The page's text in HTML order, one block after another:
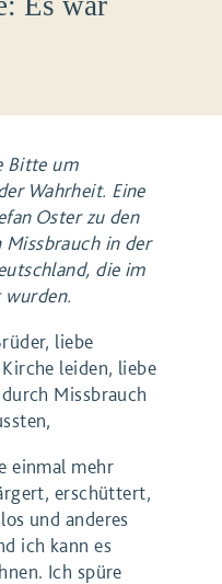
Bitte um
Wahrheit. Eine
Oster zu den
in der
die im
wurden.
liebe
leiden, liebe
Missbrauch
einmal mehr
erschüttert,
und anderes
ich kann es
Ich spüre